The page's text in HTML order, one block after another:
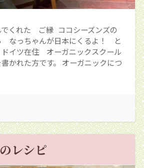
でくれた ご縁 ココシーズンズの
なっちゃんが日本にくるよ！ と
イツ在住 オーガニックスクール
かれた方です。 オーガニックにつ
レシピ